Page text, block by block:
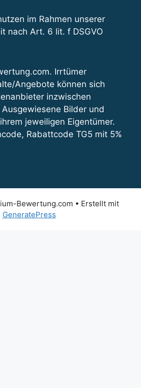
im Rahmen unserer
nach Art. 6 lit. f DSGVO
Irrtümer
Angebote können sich
inzwischen
Bilder und
jeweiligen Eigentümer.
Rabattcode TG5 mit 5%
Bewertung.com • Erstellt mit
GeneratePress